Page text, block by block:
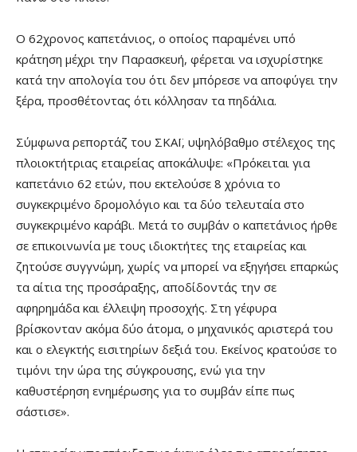
Ο 62χρονος καπετάνιος, ο οποίος παραμένει υπό
κράτηση μέχρι την Παρασκευή, φέρεται να ισχυρίστηκε
κατά την απολογία του ότι δεν μπόρεσε να αποφύγει την
ξέρα, προσθέτοντας ότι κόλλησαν τα πηδάλια.
Σύμφωνα ρεπορτάζ του ΣΚΑΪ, υψηλόβαθμο στέλεχος της
πλοιοκτήτριας εταιρείας αποκάλυψε: «Πρόκειται για
καπετάνιο 62 ετών, που εκτελούσε 8 χρόνια το
συγκεκριμένο δρομολόγιο και τα δύο τελευταία στο
συγκεκριμένο καράβι. Μετά το συμβάν ο καπετάνιος ήρθε
σε επικοινωνία με τους ιδιοκτήτες της εταιρείας και
ζητούσε συγγνώμη, χωρίς να μπορεί να εξηγήσει επαρκώς
τα αίτια της προσάραξης, αποδίδοντάς την σε
αφηρημάδα και έλλειψη προσοχής. Στη γέφυρα
βρίσκονταν ακόμα δύο άτομα, ο μηχανικός αριστερά του
και ο ελεγκτής εισιτηρίων δεξιά του. Εκείνος κρατούσε το
τιμόνι την ώρα της σύγκρουσης, ενώ για την
καθυστέρηση ενημέρωσης για το συμβάν είπε πως
σάστισε».